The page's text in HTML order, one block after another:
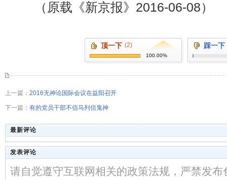
（原载《新京报》2016-06-08）
顶一下 (2)
100.00%
踩一下
上一篇： 2016无神论国际会议在益阳召开
下一篇： 有的党员干部不信马列信鬼神
最新评论
发表评论
请自觉遵守互联网相关的政策法规，严禁发